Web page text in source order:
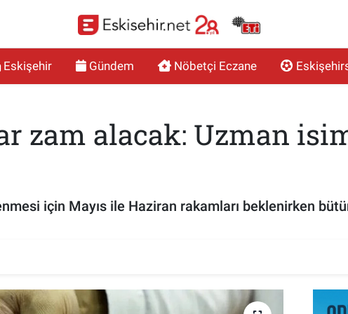
Eskişehir Gündem Nöbetçi Eczane
zam alacak: Uzman
için Mayıs ile Haziran rakamları beklenirken